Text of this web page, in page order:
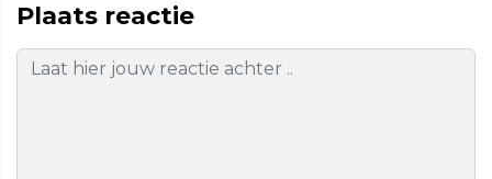
Plaats reactie